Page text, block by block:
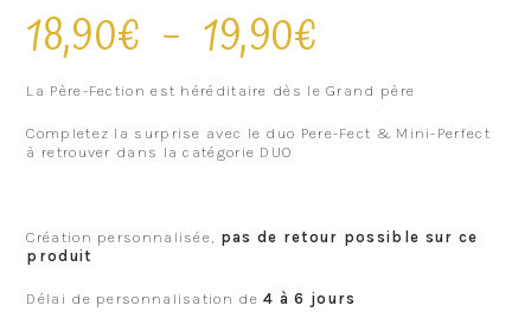
18,90€ – 19,90€
La Père-Fection est héréditaire dès le Grand père
Completez la surprise avec le duo Pere-Fect & Mini-Perfect
à retrouver dans la catégorie DUO
Création personnalisée, pas de retour possible sur ce
produit
Délai de personnalisation de4 à 6 jours